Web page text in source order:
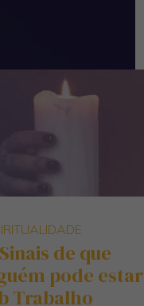
de que
pode estar
Trabalho